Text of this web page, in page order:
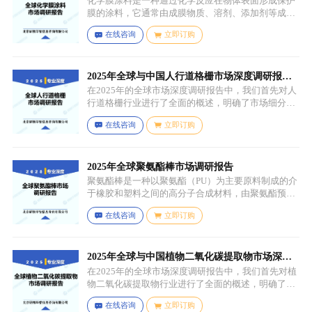
膜的涂料，它通常由成膜物质、溶剂、添加剂等成分
组成。成膜物质是涂料的主要成分，它在施工后通过
化学反应（如聚合反应、交联反应等）形成连续的、
可改善涂料的性能，如提高附着力、耐候性、耐腐蚀
性等。
在线咨询 立即订购
2025年全球与中国人行道格栅市场深度调研报
告：行业趋势与投资前景分析
在2025年的全球市场深度调研报告中，我们首先对人
行道格栅行业进行了全面的概述，明确了市场细分与
应用场景。通过对细分产品的定义与特点进行深入分
析，我们揭示了关键应用场景及其客群洞察。
在线咨询 立即订购
2025年全球聚氨酯棒市场调研报告
聚氨酯棒是一种以聚氨酯（PU）为主要原料制成的介
于橡胶和塑料之间的高分子合成材料，由聚氨酯预聚
体、扩链剂、低分子量多元醇、助剂等组成，其中，
预聚体是基础原料，决定了聚氨酯棒的基本性能，扩
如增塑剂、填充剂、着色剂、抗氧剂、光稳定剂、阻
燃剂等，可改善材料的加工性能、物理性能和化学性
能等。
在线咨询 立即订购
2025年全球与中国植物二氧化碳提取物市场深度
调研报告：行业趋势与投资前景分析
在2025年的全球市场深度调研报告中，我们首先对植
物二氧化碳提取物行业进行了全面的概述，明确了市
场细分与应用场景。通过对细分产品的定义与特点进
行深入分析，我们揭示了关键应用场景及其客群洞
在线咨询 立即订购